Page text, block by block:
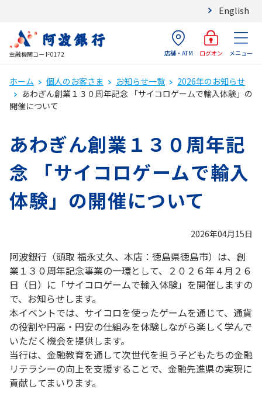
English
金融機関コード0172 店舗・ATM ログオン メニュー
ホーム 個人のお客さま お知らせ一覧
2026年のお知らせ
あわぎん創業１３０周年記念 「サイコロゲームで輸入体験」の
開催について
あわぎん創業１３０周年記
念 「サイコロゲームで輸入
体験」の開催について
2026年04月15日
阿波銀行（頭取 福永丈久、本店：徳島県徳島市）は、創
業１３０周年記念事業の一環として、２０２６年４月２６
日（日）に「サイコロゲームで輸入体験」を開催しますの
で、お知らせします。
本イベントでは、サイコロを使ったゲームを通じて、通貨
の役割や円高・円安の仕組みを体験しながら楽しく学んで
いただく機会を提供します。
当行は、金融教育を通して次世代を担う子どもたちの金融
リテラシーの向上を支援することで、金融先進県の実現に
貢献してまいります。